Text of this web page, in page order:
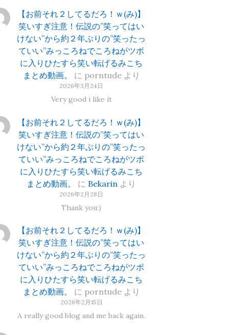
【お前それ２してるだろ！ｗ(み)】
笑いすぎ注意！伝説の”笑ってはい
けない”から約２年ぶりの”笑ったっ
ていい”みっころねでころねがツボ
に入りひたすら笑い転げるみこち
まとめ動画。
に porntudeより
2026年3月24日
Very good i like it
【お前それ２してるだろ！ｗ(み)】
笑いすぎ注意！伝説の”笑ってはい
けない”から約２年ぶりの”笑ったっ
ていい”みっころねでころねがツボ
に入りひたすら笑い転げるみこち
まとめ動画。
に Bekarin より
2026年2月28日
Thank you:)
【お前それ２してるだろ！ｗ(み)】
笑いすぎ注意！伝説の”笑ってはい
けない”から約２年ぶりの”笑ったっ
ていい”みっころねでころねがツボ
に入りひたすら笑い転げるみこち
まとめ動画。
に porntudeより
2026年2月15日
A really good blog and me back again.